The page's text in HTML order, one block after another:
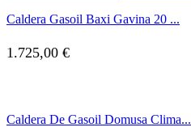
Caldera Gasoil Baxi Gavina 20 ...
1.725,00 €
Caldera De Gasoil Domusa Clima...